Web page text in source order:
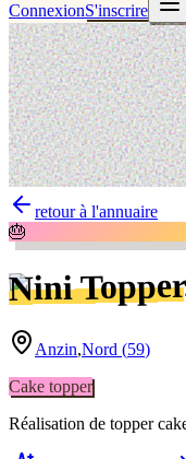
ConnexionS'inscrire
retour à l'annuaire
🎂
Nini Topper
Anzin,Nord (59)
Cake topper
Réalisation de topper